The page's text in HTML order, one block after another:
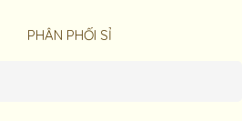
PHÂN PHỐI SỈ